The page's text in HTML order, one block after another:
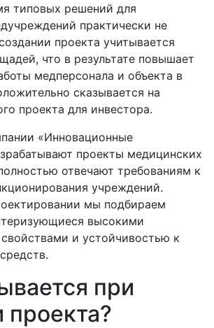
типовых решений для
практически не
проекта учитывается
что в результате повышает
медперсонала и объекта в
сказывается на
проекта для инвестора.
«Инновационные
проекты медицинских
отвечают требованиям к
учреждений.
мы подбираем
высокими
и устойчивостью к
при
проекта?